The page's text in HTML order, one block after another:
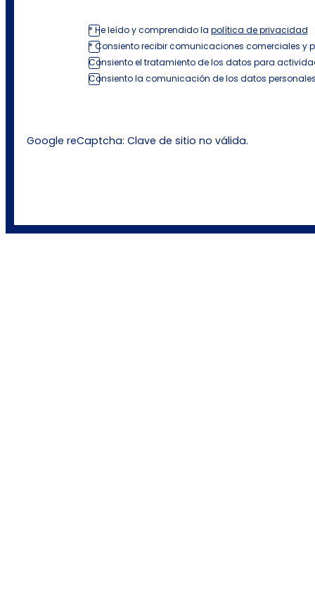
* He leído y comprendido la política de privacidad
* Consiento recibir comunicaciones comerciales y
Consiento el tratamiento de los datos para
Consiento la comunicación de los datos
Google reCaptcha: Clave de sitio no válida.